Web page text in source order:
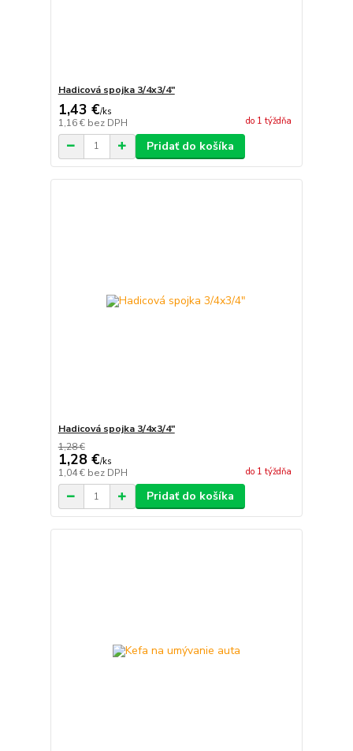
Hadicová spojka 3/4x3/4"
1,43 €/ks
1,16 € bez DPH do 1 týždňa
Pridať do košíka
Hadicová spojka 3/4x3/4"
1,28 €
1,28 €/ks
1,04 € bez DPH do 1 týždňa
Pridať do košíka